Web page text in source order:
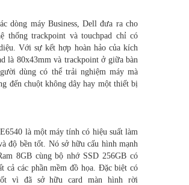
dòng máy Business, Dell đưa ra cho
thống trackpoint và touchpad chỉ có
Với sự kết hợp hoàn hảo của kích
là 80x43mm và trackpoint ở giữa bàn
dùng có thể trải nghiệm máy mà
đến chuột không dây hay một thiết bị
là một máy tính có hiệu suất làm
độ bền tốt. Nó sở hữu cấu hình mạnh
8GB cùng bộ nhớ SSD 256GB có
cả các phần mềm đồ họa. Đặc biệt có
vì đã sở hữu card màn hình rời